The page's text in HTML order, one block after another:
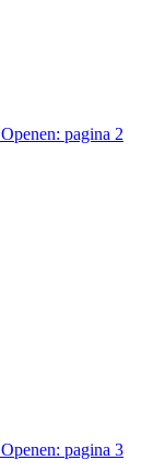
Openen: pagina 2
Openen: pagina 3